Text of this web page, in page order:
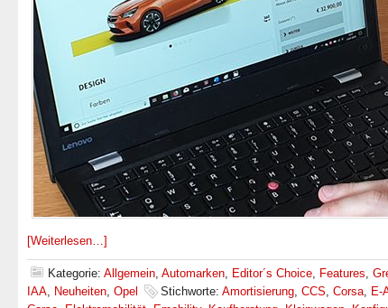
[Weiterlesen…]
Kategorie: Allgemein, Automarken, Editor´s Choice, Features,
IAA, Neuheiten, Opel Stichworte: Amortisierung, CCS, Corsa, E-